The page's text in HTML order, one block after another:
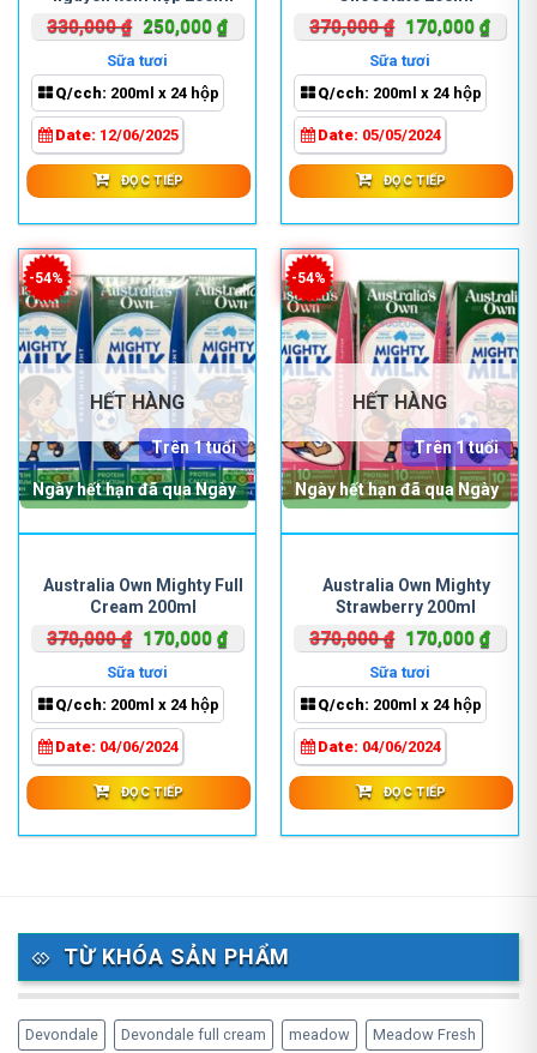
330,000₫ Giá
gốc
là:
330,000 ₫.
250,000 ₫Giá
250,000 ₫.
Sữa tươi
Q/cch: 200ml x 24 hộp
Date: 12/06/2025
ĐỌC TIẾP
370,000₫ Giá
gốc
là:
370,000 ₫.
170,000 ₫Giá
Sữa tươi
Q/cch: 200ml x 24 hộp
Date: 05/05/2024
ĐỌC TIẾP
-54%
HẾT HÀNG
Australia Own Mighty Full
Cream 200ml
370,000₫ Giá
gốc
là:
370,000 ₫.
170,000 ₫Giá
170,000 ₫.
Sữa tươi
Q/cch: 200ml x 24 hộp
Date: 04/06/2024
Trên 1 tuổi
Ngày hết hạn đã qua Ngày
ĐỌC TIẾP
-54%
HẾT HÀNG
Australia Own Mighty
Strawberry 200ml
370,000₫ Giá
gốc
là:
370,000 ₫.
170,000 ₫Giá
Sữa tươi
Q/cch: 200ml x 24 hộp
Date: 04/06/2024
Trên 1 tuổi
Ngày hết hạn đã qua Ngày
ĐỌC TIẾP
TỪ KHÓA SẢN PHẨM
Devondale Devondale full cream meadow Meadow Fresh